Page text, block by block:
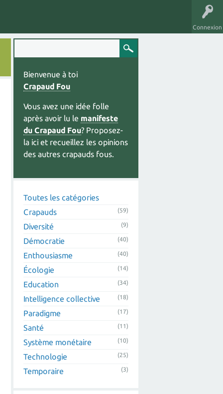
Connexion
Bienvenue à toi
Crapaud Fou
Vous avez une idée folle
après avoir lu le manifeste
du Crapaud Fou? Proposez-
la ici et recueillez les opinions
des autres crapauds fous.
Toutes les catégories
Crapauds
(59)
Diversité (9)
Démocratie (40)
Enthousiasme (40)
Écologie (14)
Education (34)
Intelligence collective (18)
Paradigme (17)
Santé (11)
Système monétaire (10)
Technologie (25)
Temporaire (3)